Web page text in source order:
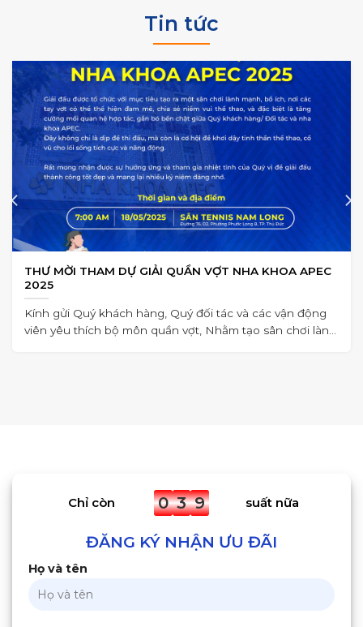
Tin tức
THƯ MỜI THAM DỰ GIẢI QUẦN VỢT NHA KHOA APEC
2025
Kính gửi Quý khách hàng, Quý đối tác và các vận động
viên yêu thích bộ môn quần vợt, Nhằm tạo sân chơi lành
Chỉ còn 0 3 9 suất nữa
ĐĂNG KÝ NHẬN ƯU ĐÃI
Họ và tên